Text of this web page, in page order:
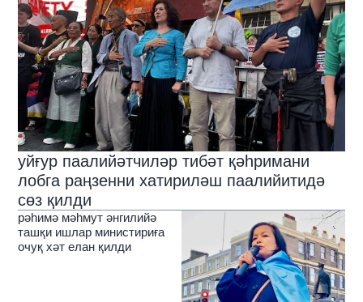
уйғур паалийәтчиләр тибәт қәһримани
лобга раңзенни хатириләш паалийитидә
сөз қилди
рәһимә мәһмут әнгилийә
ташқи ишлар министириға
очуқ хәт елан қилди